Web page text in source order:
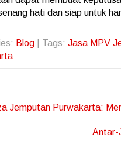
hati dan siap untuk
Blog | Tags: Jasa MPV
Jemputan Purwakarta:
Antar-